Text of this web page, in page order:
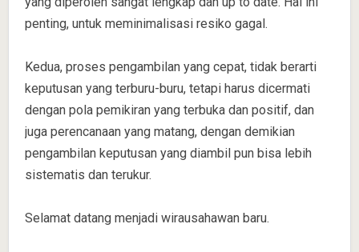
penting, untuk meminimalisasi resiko gagal.
Kedua, proses pengambilan yang cepat, tidak berarti
keputusan yang terburu-buru, tetapi harus dicermati
dengan pola pemikiran yang terbuka dan positif, dan
juga perencanaan yang matang, dengan demikian
pengambilan keputusan yang diambil pun bisa lebih
sistematis dan terukur.
Selamat datang menjadi wirausahawan baru.